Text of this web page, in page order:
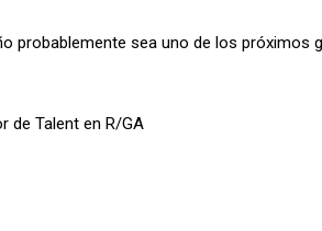
probablemente sea uno de los próximos
de Talent en R/GA